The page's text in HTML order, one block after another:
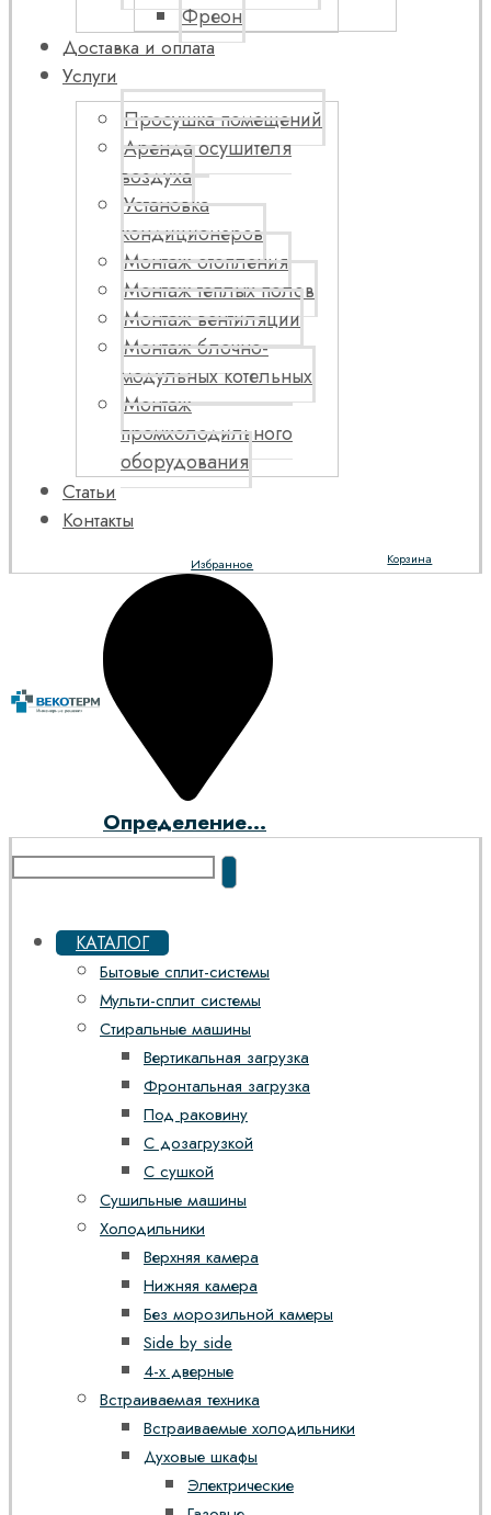
Фреон
Доставка и оплата
Услуги
Просушка помещений
Аренда осушителя
воздуха
Установка
кондиционеров
Монтаж отопления
Монтаж теплых полов
Монтаж вентиляции
Монтаж блочно-
модульных котельных
Монтаж
промхолодильного
оборудования
Статьи
Контакты
Корзина
Избранное
Определение...
КАТАЛОГ
Бытовые сплит-системы
Мульти-сплит системы
Стиральные машины
Вертикальная загрузка
Фронтальная загрузка
Под раковину
С дозагрузкой
С сушкой
Сушильные машины
Холодильники
Верхняя камера
Нижняя камера
Без морозильной камеры
Side by side
4-х дверные
Встраиваемая техника
Встраиваемые холодильники
Духовые шкафы
Электрические